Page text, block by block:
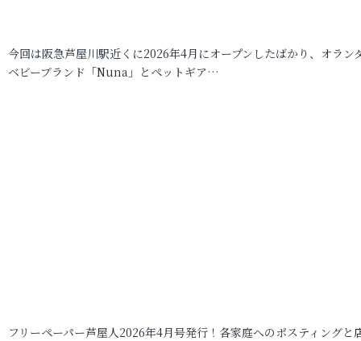
今回は阪急芦屋川駅近くに2026年4月にオープンしたばかり、オラン
ベビーブランド「Nuna」とペットギア…
フリーペーパー芦屋人2026年4月号発行！各家庭へのポスティングと